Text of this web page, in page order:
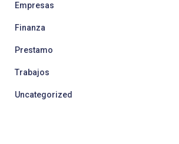
Empresas
Finanza
Prestamo
Trabajos
Uncategorized